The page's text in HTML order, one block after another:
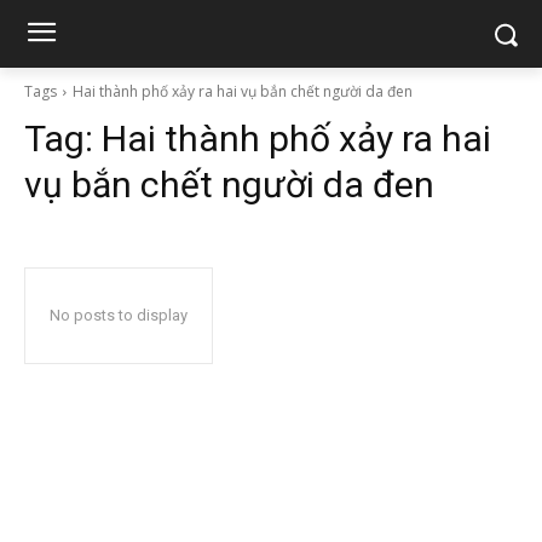
Tags Hai thành phố xảy ra hai vụ bắn chết người da đen
Tag: Hai thành phố xảy ra hai
vụ bắn chết người da đen
No posts to display